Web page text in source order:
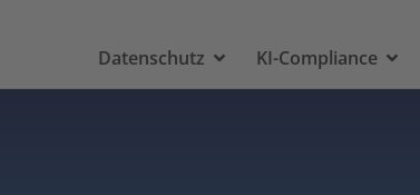
Datenschutz KI-Compliance